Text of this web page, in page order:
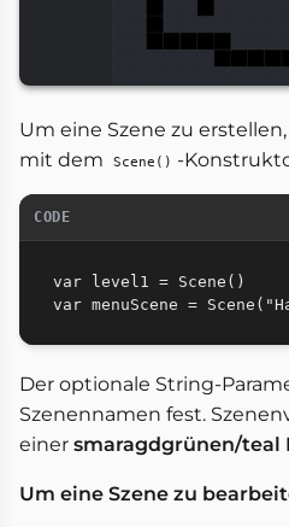
Um eine Szene zu
mit dem
Scene() -
CODE
var level1 = Scene()
Der optionale String-
Szenennamen fest.
einer smaragdgrünen/teal
Um eine Szene zu